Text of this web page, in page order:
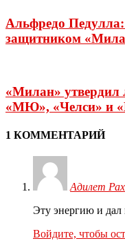
Альфредо
защитником
«Милан» утвердил
«МЮ», «Челси» и
1 КОММЕНТАРИЙ
Адилет
Эту энергию и дал
Войдите, чтобы